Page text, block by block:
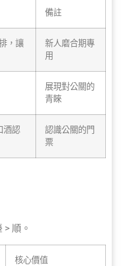
備註
，讓
新人磨合期專
用
展現對公關的
青睞
酒認
認識公關的門
票
順。
核心價值